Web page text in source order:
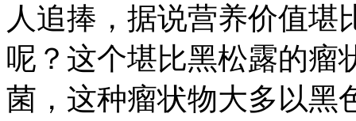
人追捧，据说营养价值堪
呢？这个堪比黑松露的瘤
菌，这种瘤状物大多以黑